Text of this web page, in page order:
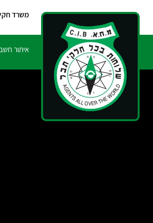
משרד
איתור